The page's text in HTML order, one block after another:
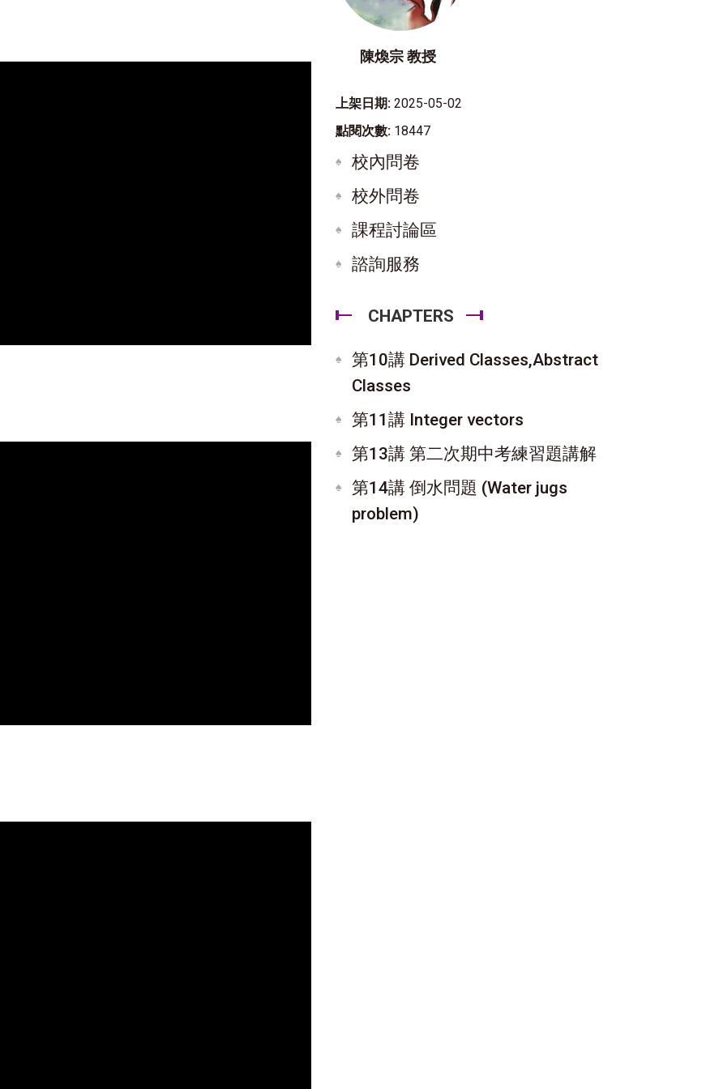
陳煥宗 教授
上架日期: 2025-05-02
點閱次數: 18447
校內問卷
校外問卷
課程討論區
諮詢服務
CHAPTERS
第10講 Derived Classes,Abstract
Classes
第11講 Integer vectors
第13講 第二次期中考練習題講解
第14講 倒水問題 (Water jugs
problem)